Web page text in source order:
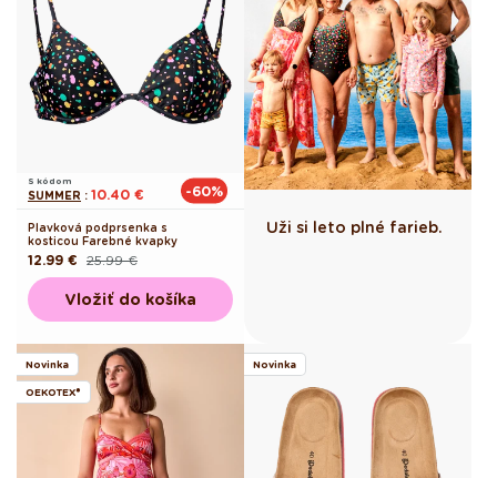
S kódom
SUMMER : 10.40 € -60%
Plavková podprsenka s
kosticou Farebné kvapky
Pôvodná
cena
25.99 €
Akciová
cena
12.99 €
Vložiť do košíka
Uži si leto plné farieb.
Novinka
OEKOTEX®
Novinka